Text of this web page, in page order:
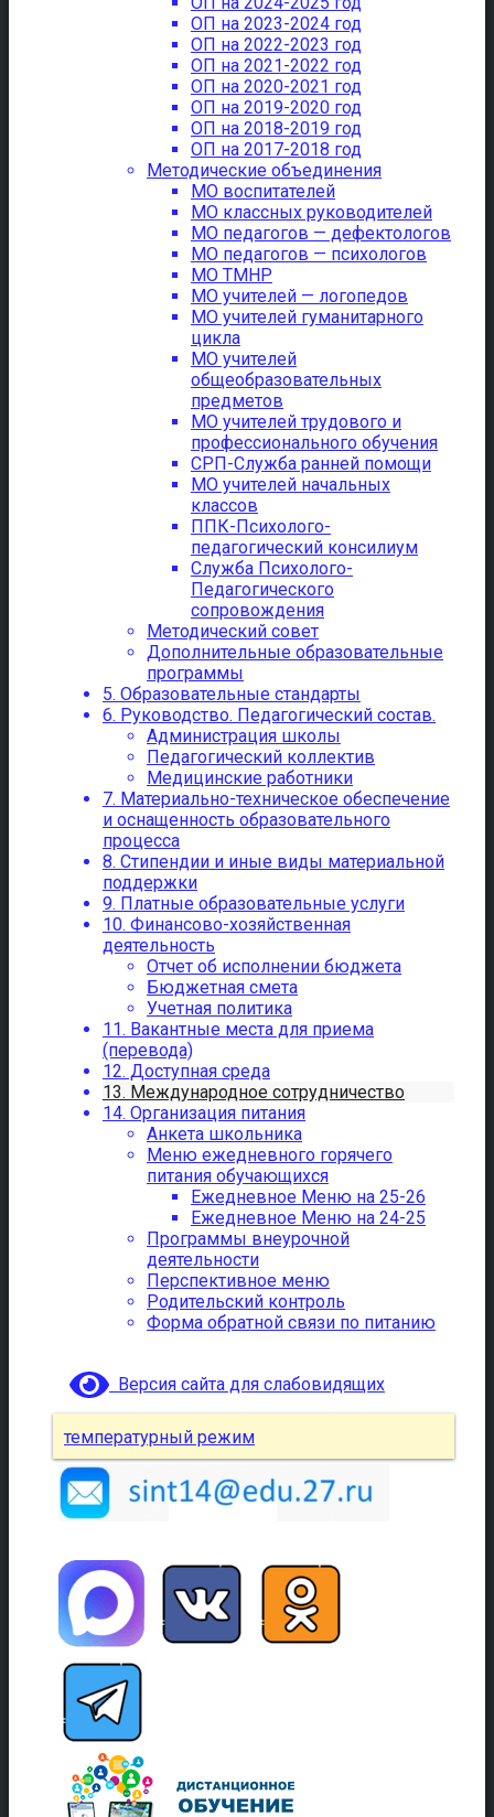
ОП на 2023-2024 год
ОП на 2022-2023 год
ОП на 2021-2022 год
ОП на 2020-2021 год
ОП на 2019-2020 год
ОП на 2018-2019 год
ОП на 2017-2018 год
Методические объединения
МО воспитателей
МО классных руководителей
МО педагогов — дефектологов
МО педагогов — психологов
МО ТМНР
МО учителей — логопедов
МО учителей гуманитарного
цикла
МО учителей
общеобразовательных
предметов
МО учителей трудового и
профессионального обучения
СРП-Служба ранней помощи
МО учителей начальных
классов
ППК-Психолого-
педагогический консилиум
Служба Психолого-
Педагогического
сопровождения
Методический совет
Дополнительные образовательные
программы
5. Образовательные стандарты
6. Руководство. Педагогический состав.
Администрация школы
Педагогический коллектив
Медицинские работники
7. Материально-техническое обеспечение
и оснащенность образовательного
процесса
8. Стипендии и иные виды материальной
поддержки
9. Платные образовательные услуги
10. Финансово-хозяйственная
деятельность
Отчет об исполнении бюджета
Бюджетная смета
Учетная политика
11. Вакантные места для приема
(перевода)
12. Доступная среда
13. Международное сотрудничество
14. Организация питания
Анкета школьника
Меню ежедневного горячего
питания обучающихся
Ежедневное Меню на 25-26
Ежедневное Меню на 24-25
Программы внеурочной
деятельности
Перспективное меню
Родительский контроль
Форма обратной связи по питанию
Версия сайта для слабовидящих
температурный режим